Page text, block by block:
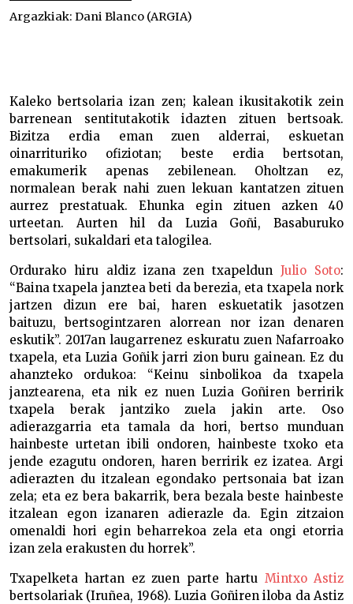
Argazkiak: Dani Blanco (ARGIA)
Kaleko bertsolaria izan zen; kalean ikusitakotik zein
barrenean sentitutakotik idazten zituen bertsoak.
Bizitza erdia eman zuen alderrai, eskuetan
oinarrituriko ofiziotan; beste erdia bertsotan,
emakumerik apenas zebilenean. Oholtzan ez,
normalean berak nahi zuen lekuan kantatzen zituen
aurrez prestatuak. Ehunka egin zituen azken 40
urteetan. Aurten hil da Luzia Goñi, Basaburuko
bertsolari, sukaldari eta talogilea.
Ordurako hiru aldiz izana zen txapeldunJulio Soto:
“Baina txapela janztea beti da berezia, eta txapela nork
jartzen dizun ere bai, haren eskuetatik jasotzen
baituzu, bertsogintzaren alorrean nor izan denaren
eskutik”. 2017an laugarrenez eskuratu zuen Nafarroako
txapela, eta Luzia Goñik jarri zion buru gainean. Ez du
ahanzteko ordukoa: “Keinu sinbolikoa da txapela
janztearena, eta nik ez nuen Luzia Goñiren berririk
txapela berak jantziko zuela jakin arte. Oso
adierazgarria eta tamala da hori, bertso munduan
hainbeste urtetan ibili ondoren, hainbeste txoko eta
jende ezagutu ondoren, haren berririk ez izatea. Argi
adierazten du itzalean egondako pertsonaia bat izan
zela; eta ez bera bakarrik, bera bezala beste hainbeste
itzalean egon izanaren adierazle da. Egin zitzaion
omenaldi hori egin beharrekoa zela eta ongi etorria
izan zela erakusten du horrek”.
Txapelketa hartan ez zuen parte hartu Mintxo Astiz
bertsolariak (Iruñea, 1968). Luzia Goñiren iloba da Astiz